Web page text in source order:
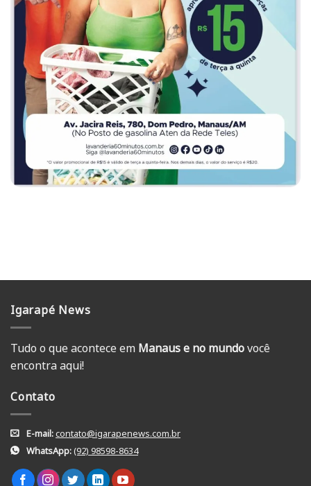
Igarapé News
Tudo o que acontece em Manaus e no mundovocê
encontra aqui!
Contato
E-mail:contato@igarapenews.com.br
WhatsApp:(92) 98598-8634